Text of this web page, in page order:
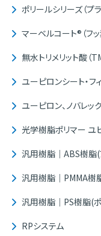
ポリールシリーズ（プ
マーベルコート®（フ
無水トリメリット酸（
ユーピロンシート・フ
ユーピロン、ノバレッ
光学樹脂ポリマー ユ
汎用樹脂｜ABS樹脂(
汎用樹脂｜PMMA樹
汎用樹脂｜PS樹脂(
RPシステム